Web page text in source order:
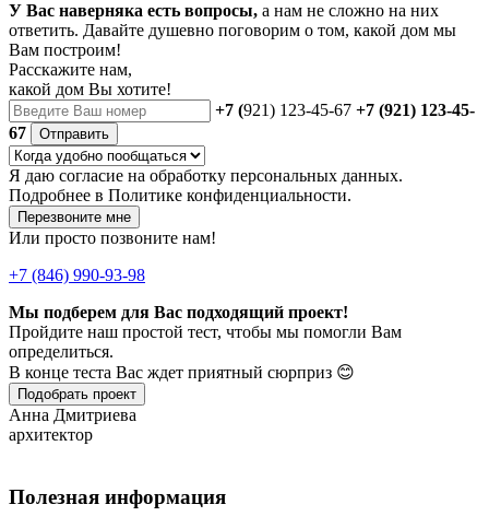
У Вас наверняка есть вопросы, а нам не сложно на них
ответить. Давайте душевно поговорим о том, какой дом мы
Вам построим!
Расскажите нам,
какой дом Вы хотите!
+7 (921) 123-45-67 +7 (921) 123-45-
67
Отправить
Я даю согласие на обработку персональных данных.
Подробнее в Политике конфиденциальности.
Перезвоните мне
Или просто позвоните нам!
+7 (846) 990-93-98
Мы подберем для Вас подходящий проект!
Пройдите наш простой тест, чтобы мы помогли Вам
определиться.
В конце теста Вас ждет приятный сюрприз 😊
Подобрать проект
Анна Дмитриева
архитектор
Полезная информация